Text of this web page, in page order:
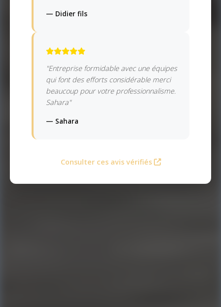
— Didier fils
"Entreprise formidable avec une équipes
qui font des efforts considérable merci
beaucoup pour votre professionnalisme.
Sahara"
— Sahara
Consulter ces avis vérifiés